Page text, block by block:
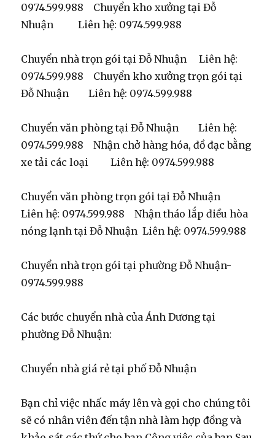
0974.599.988 Chuyển kho xưởng tại Đỗ
Nhuận Liên hệ: 0974.599.988
Chuyển nhà trọn gói tại Đỗ Nhuận Liên hệ:
0974.599.988 Chuyển kho xưởng trọn gói tại
Đỗ Nhuận Liên hệ: 0974.599.988
Chuyển văn phòng tại Đỗ Nhuận Liên hệ:
0974.599.988 Nhận chở hàng hóa, đồ đạc bằng
xe tải các loại Liên hệ: 0974.599.988
Chuyển văn phòng trọn gói tại Đỗ Nhuận
Liên hệ: 0974.599.988 Nhận tháo lắp điều hòa
nóng lạnh tại Đỗ Nhuận Liên hệ: 0974.599.988
Chuyển nhà trọn gói tại phường Đỗ Nhuận-
0974.599.988
Các bước chuyển nhà của Ánh Dương tại
phường Đỗ Nhuận:
Chuyển nhà giá rẻ tại phố Đỗ Nhuận
Bạn chỉ việc nhấc máy lên và gọi cho chúng tôi
sẽ có nhân viên đến tận nhà làm hợp đồng và